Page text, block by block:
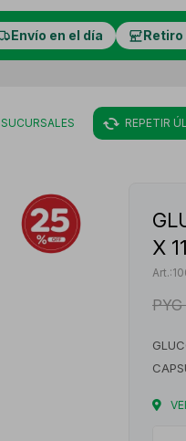
Envío en el día
SUCURSALES REPETIR
X
PYG